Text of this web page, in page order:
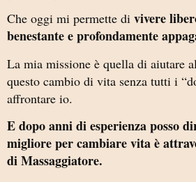
Che oggi mi permette di vivere
benestante e profondamente
La mia missione è quella di aiutare
questo cambio di vita senza tutti i
affrontare io.
E dopo anni di esperienza posso
migliore per cambiare vita è
di Massaggiatore.